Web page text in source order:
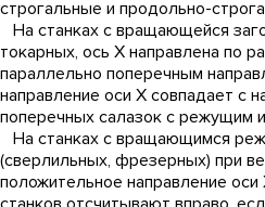
строгальные и продольно-
На станках с вращающейся
токарных, ось X направлена по
параллельно поперечным
направление оси X совпадает с
поперечных салазок с режущим
На станках с вращающимся
(сверлильных, фрезерных) при
положительное направление